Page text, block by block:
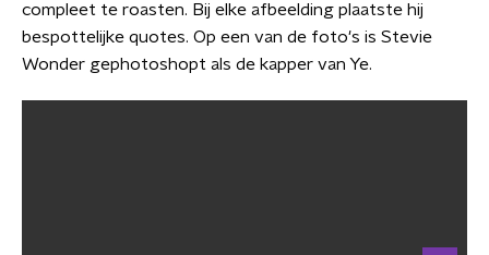
compleet te roasten. Bij elke afbeelding plaatste hij
bespottelijke quotes. Op een van de foto's is Stevie
Wonder gephotoshopt als de kapper van Ye.